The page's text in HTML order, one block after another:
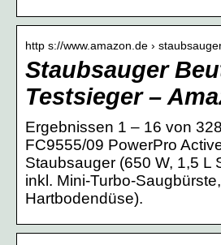
http s://www.amazon.de ›
Staubsauger
Testsieger –
Ergebnissen 1 – 16 von
FC9555/09 PowerPro
Staubsauger (650 W, 1,5 L
inkl. Mini-Turbo-Saugbürste,
Hartbodendüse).